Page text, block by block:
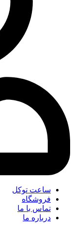
ساعت توکل
فروشگاه
تماس با ما
درباره ما